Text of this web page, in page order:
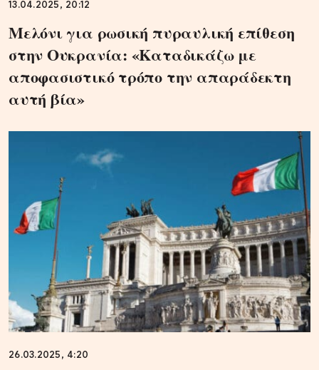
13.04.2025, 20:12
Μελόνι για ρωσική πυραυλική επίθεση
στην Ουκρανία: «Καταδικάζω με
αποφασιστικό τρόπο την απαράδεκτη
αυτή βία»
26.03.2025, 4:20